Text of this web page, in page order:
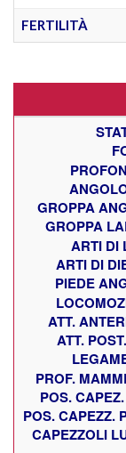
FERTILITÀ